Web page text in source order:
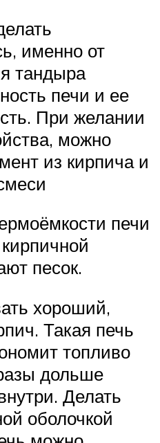
именно от
тандыра
печи и ее
При желании
можно
из кирпича и
печи
песок.
хороший,
Такая печь
топливо
дольше
Делать
оболочкой